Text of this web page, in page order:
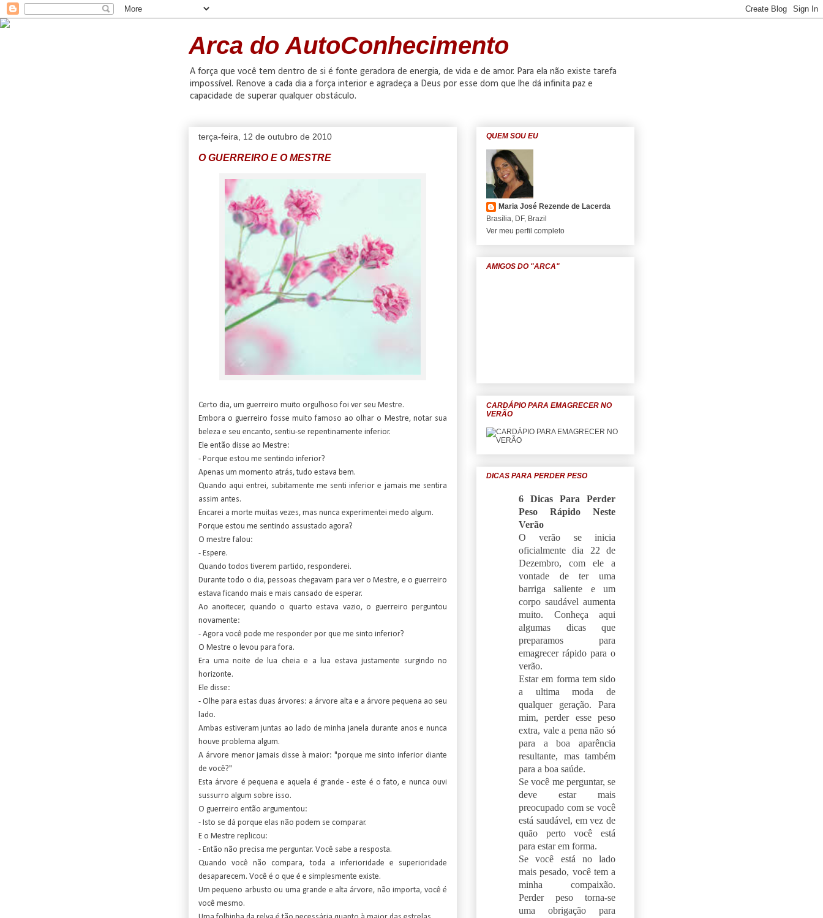
Arca do AutoConhecimento
A força que você tem dentro de si é fonte geradora de energia, de vida e de amor. Para ela não existe tarefa
impossível. Renove a cada dia a força interior e agradeça a Deus por esse dom que lhe dá infinita paz e
capacidade de superar qualquer obstáculo.
terça-feira, 12 de outubro de 2010
O GUERREIRO E O MESTRE
Certo dia, um guerreiro muito orgulhoso foi ver seu Mestre.
Embora o guerreiro fosse muito famoso ao olhar o Mestre, notar sua
beleza e seu encanto, sentiu-se repentinamente inferior.
Ele então disse ao Mestre:
- Porque estou me sentindo inferior?
Apenas um momento atrás, tudo estava bem.
Quando aqui entrei, subitamente me senti inferior e jamais me sentira
assim antes.
Encarei a morte muitas vezes, mas nunca experimentei medo algum.
Porque estou me sentindo assustado agora?
O mestre falou:
- Espere.
Quando todos tiverem partido, responderei.
Durante todo o dia, pessoas chegavam para ver o Mestre, e o guerreiro
estava ficando mais e mais cansado de esperar.
Ao anoitecer, quando o quarto estava vazio, o guerreiro perguntou
novamente:
- Agora você pode me responder por que me sinto inferior?
O Mestre o levou para fora.
Era uma noite de lua cheia e a lua estava justamente surgindo no
horizonte.
Ele disse:
- Olhe para estas duas árvores: a árvore alta e a árvore pequena ao seu
lado.
Ambas estiveram juntas ao lado de minha janela durante anos e nunca
houve problema algum.
A árvore menor jamais disse à maior: "porque me sinto inferior diante
de você?"
Esta árvore é pequena e aquela é grande - este é o fato, e nunca ouvi
sussurro algum sobre isso.
O guerreiro então argumentou:
- Isto se dá porque elas não podem se comparar.
E o Mestre replicou:
- Então não precisa me perguntar. Você sabe a resposta.
Quando você não compara, toda a inferioridade e superioridade
desaparecem. Você é o que é e simplesmente existe.
Um pequeno arbusto ou uma grande e alta árvore, não importa, você é
você mesmo.
QUEM SOU EU
Maria José Rezende de Lacerda
Brasília, DF, Brazil
Ver meu perfil completo
AMIGOS DO "ARCA"
CARDÁPIO PARA EMAGRECER NO
VERÃO
DICAS PARA PERDER PESO
6 Dicas Para Perder
Peso Rápido Neste
Verão
O verão se inicia
oficialmente dia 22 de
Dezembro, com ele a
vontade de ter uma
barriga saliente e um
corpo saudável aumenta
muito. Conheça aqui
algumas dicas que
preparamos para
emagrecer rápido para o
verão.
Estar em forma tem sido
a ultima moda de
qualquer geração. Para
mim, perder esse peso
extra, vale a pena não só
para a boa aparência
resultante, mas também
para a boa saúde.
Se você me perguntar, se
deve estar mais
preocupado com se você
está saudável, em vez de
quão perto você está
para estar em forma.
Se você está no lado
mais pesado, você tem a
minha compaixão.
Perder peso torna-se
uma obrigação para